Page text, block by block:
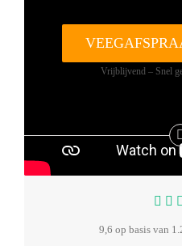
Vrijblijvend – Snel
9,6 op basis van